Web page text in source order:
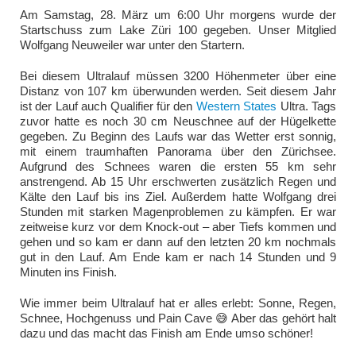
Am Samstag, 28. März um 6:00 Uhr morgens wurde der
Startschuss zum Lake Züri 100 gegeben. Unser Mitglied
Wolfgang Neuweiler war unter den Startern.
Bei diesem Ultralauf müssen 3200 Höhenmeter über eine
Distanz von 107 km überwunden werden. Seit diesem Jahr
ist der Lauf auch Qualifier für den Western States Ultra. Tags
zuvor hatte es noch 30 cm Neuschnee auf der Hügelkette
gegeben. Zu Beginn des Laufs war das Wetter erst sonnig,
mit einem traumhaften Panorama über den Zürichsee.
Aufgrund des Schnees waren die ersten 55 km sehr
anstrengend. Ab 15 Uhr erschwerten zusätzlich Regen und
Kälte den Lauf bis ins Ziel. Außerdem hatte Wolfgang drei
Stunden mit starken Magenproblemen zu kämpfen. Er war
zeitweise kurz vor dem Knock-out – aber Tiefs kommen und
gehen und so kam er dann auf den letzten 20 km nochmals
gut in den Lauf. Am Ende kam er nach 14 Stunden und 9
Minuten ins Finish.
Wie immer beim Ultralauf hat er alles erlebt: Sonne, Regen,
Schnee, Hochgenuss und Pain Cave 😅 Aber das gehört halt
dazu und das macht das Finish am Ende umso schöner!